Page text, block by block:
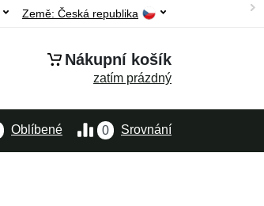
Země: Česká republika
Nákupní košík
zatím prázdný
0 Srovnání
Oblíbené